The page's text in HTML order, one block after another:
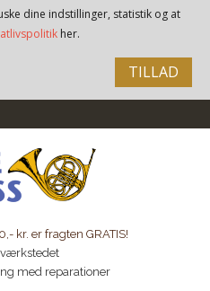
dine indstillinger, statistik og at
her.
TILLAD
kr. er fragten GRATIS!
værkstedet
med reparationer